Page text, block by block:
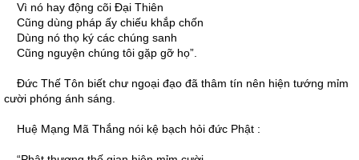
Vì nó hay động cõi Ðại Thiên
Cũng dùng pháp ấy chiếu khắp chốn
Dùng nó thọ ký các chúng sanh
Cũng nguyện chúng tôi gặp gỡ họ”.
Ðức Thế Tôn biết chư ngoại đạo đã thâm tín nên hiện tướng mỉm
cười phóng ánh sáng.
Huệ Mạng Mã Thắng nói kệ bạch hỏi đức Phật :